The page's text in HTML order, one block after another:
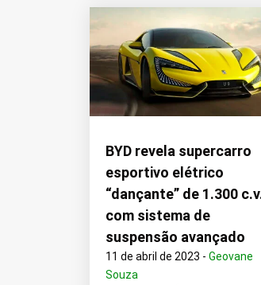
BYD revela supercarro
esportivo elétrico
“dançante” de 1.300
com sistema de
suspensão avançado
11 de abril de 2023 -Geovane
Souza